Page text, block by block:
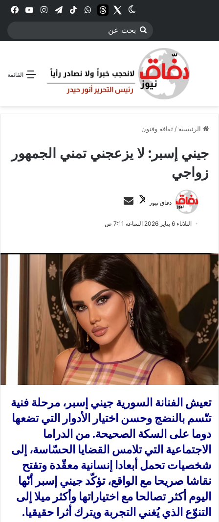
انستقرامتيلقرام‫TikTokواتسابthreadsTwitter
الوضع المظلم
بحث
القائمة
الرئيسية /ثقافة وفنون
جيني إسبر: لا يزعجني تمني الجمهور
زواجي
دفاق نيوز
ت
ب
ل
ى
س
ر
د
ا
إ
ل
ك
ت
ر
و
ن
ي
الثلاثاء 6 يناير 2026 الساعة 7:11 ص
تعيش الفنانة السورية جيني إسبر، مرحلة فنية
تتّسم بالنضج وحسن اختيار الأدوار التي تضعها
دوما على السكة الصحيحة. من الدراما
الاجتماعية التي تلامس القضايا الحسّاسة، إلى
شخصيات تحمل أبعادا إنسانية معقّدة وتفتح
نقاشا صريحا مع الواقع، تؤكّد جيني إسبر أنّها
اليوم أكثر تصالحا مع اختياراتها وأكثر ميلا إلى
التنوّع الذي يُغني التجربة ويترك أثرا حقيقيا.